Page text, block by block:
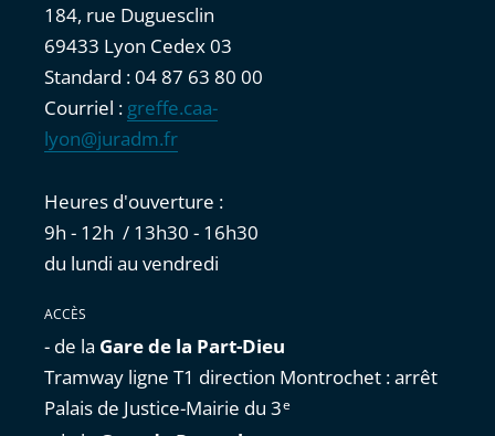
184, rue Duguesclin
69433 Lyon Cedex 03
Standard : 04 87 63 80 00
Courriel : greffe.caa-
lyon@juradm.fr
Heures d'ouverture :
9h - 12h / 13h30 - 16h30
du lundi au vendredi
ACCÈS
- de la Gare de la Part-Dieu
Tramway ligne T1 direction Montrochet : arrêt
Palais de Justice-Mairie du 3e